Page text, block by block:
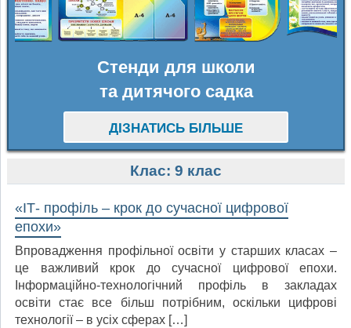
Стенди для школи
та дитячого садка
ДІЗНАТИСЬ БІЛЬШЕ
Клас: 9 клас
«ІТ- профіль – крок до сучасної цифрової
епохи»
Впровадження профільної освіти у старших класах –
це важливий крок до сучасної цифрової епохи.
Інформаційно-технологічний профіль в закладах
освіти стає все більш потрібним, оскільки цифрові
технології – в усіх сферах […]